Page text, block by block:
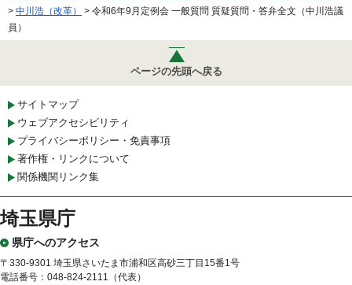
> 中川浩（改革）
> 令和6年9月定例会 一般質問 質疑質問・答弁全文（中川浩議
員）
ページの先頭へ戻る
サイトマップ
ウェブアクセシビリティ
プライバシーポリシー・免責事項
著作権・リンクについて
関係機関リンク集
埼玉県庁
県庁へのアクセス
〒330-9301 埼玉県さいたま市浦和区高砂三丁目15番1号
電話番号：048-824-2111（代表）